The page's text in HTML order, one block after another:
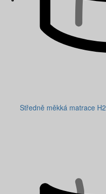
Středně měkká matrace H2